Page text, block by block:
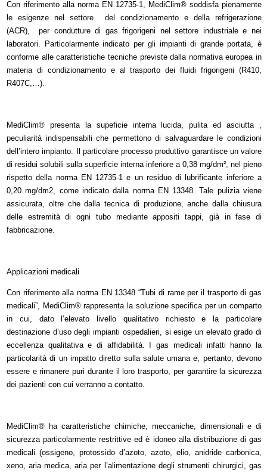
Con riferimento alla norma EN 12735-1, MediClim® soddisfa pienamente
le esigenze nel settore del condizionamento e della refrigerazione
(ACR), per condutture di gas frigorigeni nel settore industriale e nei
laboratori. Particolarmente indicato per gli impianti di grande portata, è
conforme alle caratteristiche tecniche previste dalla normativa europea in
materia di condizionamento e al trasporto dei fluidi frigorigeni (R410,
R407C,…).
MediClim® presenta la supeficie interna lucida, pulita ed asciutta ,
peculiarità indispensabili che permettono di salvaguardare le condizioni
dell’intero impianto. Il particolare processo produttivo garantisce un valore
di residui solubili sulla superficie interna inferiore a 0,38 mg/dm², nel pieno
rispetto della norma EN 12735-1 e un residuo di lubrificante inferiore a
0,20 mg/dm2, come indicato dalla norma EN 13348. Tale pulizia viene
assicurata, oltre che dalla tecnica di produzione, anche dalla chiusura
delle estremità di ogni tubo mediante appositi tappi, già in fase di
fabbricazione.
Applicazioni medicali
Con riferimento alla norma EN 13348 “Tubi di rame per il trasporto di gas
medicali”, MediClim® rappresenta la soluzione specifica per un comparto
in cui, dato l’elevato livello qualitativo richiesto e la particolare
destinazione d’uso degli impianti ospedalieri, si esige un elevato grado di
eccellenza qualitativa e di affidabilità. I gas medicali infatti hanno la
particolarità di un impatto diretto sulla salute umana e, pertanto, devono
essere e rimanere puri durante il loro trasporto, per garantire la sicurezza
dei pazienti con cui verranno a contatto.
MediClim® ha caratteristiche chimiche, meccaniche, dimensionali e di
sicurezza particolarmente restrittive ed è idoneo alla distribuzione di gas
medicali (ossigeno, protossido d’azoto, azoto, elio, anidride carbonica,
xeno, aria medica, aria per l’alimentazione degli strumenti chirurgici, gas